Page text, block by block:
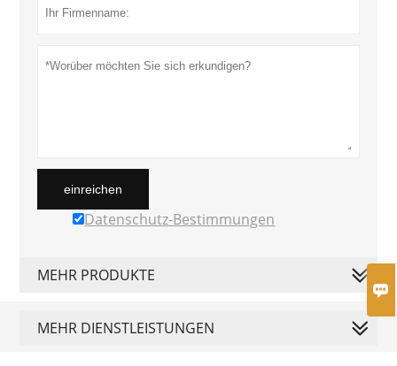

einreichen
Datenschutz-Bestimmungen
MEHR PRODUKTE
MEHR DIENSTLEISTUNGEN